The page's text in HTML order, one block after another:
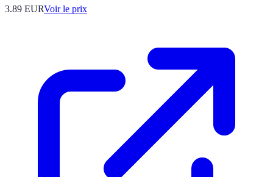
3.89 EURVoir le prix